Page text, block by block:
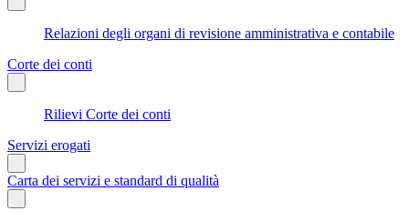
Relazioni degli organi di revisione amministrativa e contabile
Corte dei conti
Rilievi Corte dei conti
Servizi erogati
Carta dei servizi e standard di qualità